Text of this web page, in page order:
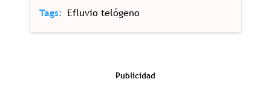
Tags Efluvio telógeno
Publicidad